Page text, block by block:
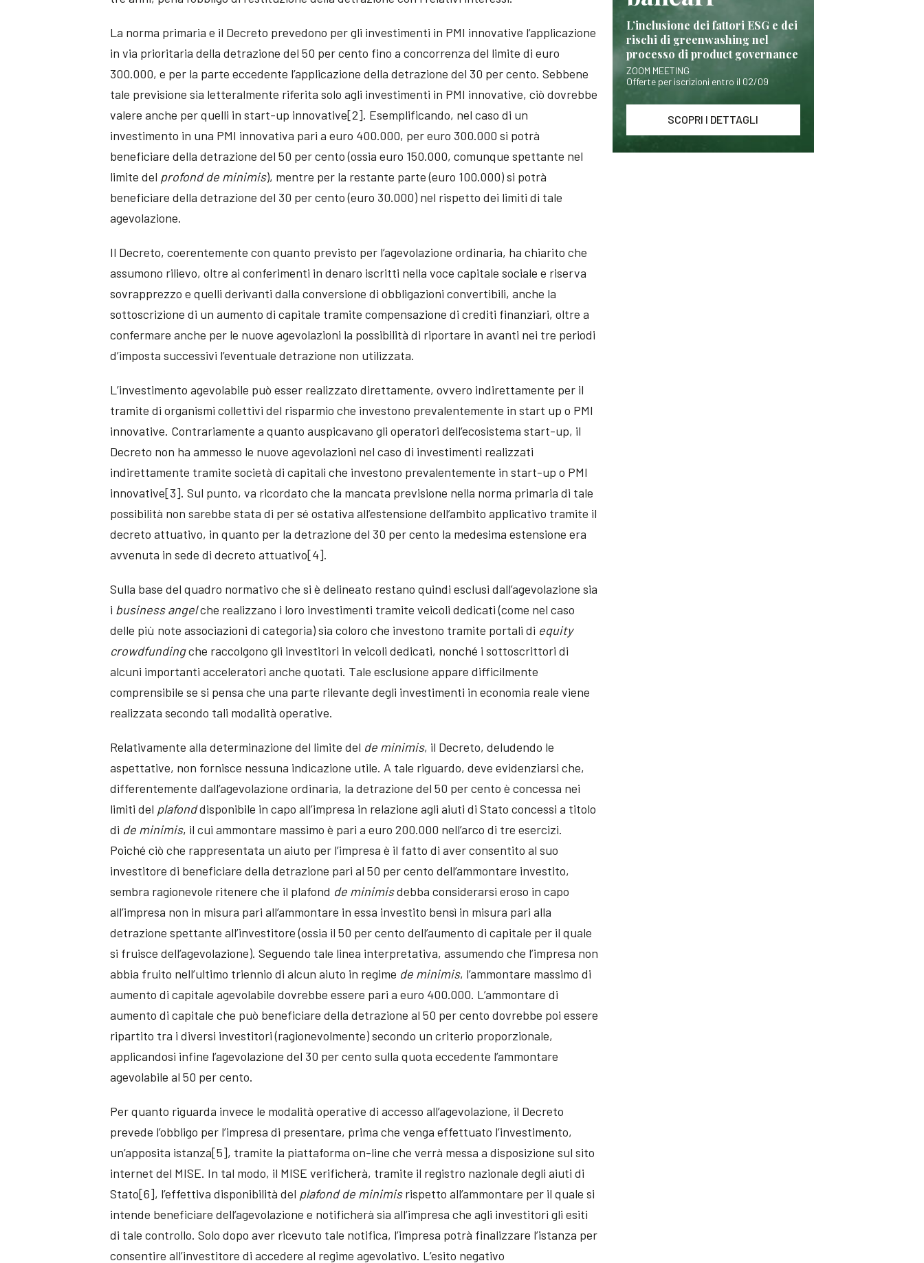
La norma primaria e il Decreto prevedono per gli investimenti in PMI innovative l’applicazione
in via prioritaria della detrazione del 50 per cento fino a concorrenza del limite di euro
300.000, e per la parte eccedente l’applicazione della detrazione del 30 per cento. Sebbene
tale previsione sia letteralmente riferita solo agli investimenti in PMI innovative, ciò dovrebbe
valere anche per quelli in start-up innovative[2]. Esemplificando, nel caso di un
investimento in una PMI innovativa pari a euro 400.000, per euro 300.000 si potrà
beneficiare della detrazione del 50 per cento (ossia euro 150.000, comunque spettante nel
limite del profond de minimis), mentre per la restante parte (euro 100.000) si potrà
beneficiare della detrazione del 30 per cento (euro 30.000) nel rispetto dei limiti di tale
agevolazione.
Il Decreto, coerentemente con quanto previsto per l’agevolazione ordinaria, ha chiarito che
assumono rilievo, oltre ai conferimenti in denaro iscritti nella voce capitale sociale e riserva
sovrapprezzo e quelli derivanti dalla conversione di obbligazioni convertibili, anche la
sottoscrizione di un aumento di capitale tramite compensazione di crediti finanziari, oltre a
confermare anche per le nuove agevolazioni la possibilità di riportare in avanti nei tre periodi
d’imposta successivi l’eventuale detrazione non utilizzata.
L’investimento agevolabile può esser realizzato direttamente, ovvero indirettamente per il
tramite di organismi collettivi del risparmio che investono prevalentemente in start up o PMI
innovative. Contrariamente a quanto auspicavano gli operatori dell’ecosistema start-up, il
Decreto non ha ammesso le nuove agevolazioni nel caso di investimenti realizzati
indirettamente tramite società di capitali che investono prevalentemente in start-up o PMI
innovative[3]. Sul punto, va ricordato che la mancata previsione nella norma primaria di tale
possibilità non sarebbe stata di per sé ostativa all’estensione dell’ambito applicativo tramite il
decreto attuativo, in quanto per la detrazione del 30 per cento la medesima estensione era
avvenuta in sede di decreto attuativo[4].
Sulla base del quadro normativo che si è delineato restano quindi esclusi dall’agevolazione sia
i business angelche realizzano i loro investimenti tramite veicoli dedicati (come nel caso
delle più note associazioni di categoria) sia coloro che investono tramite portali di equity
crowdfundingche raccolgono gli investitori in veicoli dedicati, nonché i sottoscrittori di
alcuni importanti acceleratori anche quotati. Tale esclusione appare difficilmente
comprensibile se si pensa che una parte rilevante degli investimenti in economia reale viene
realizzata secondo tali modalità operative.
Relativamente alla determinazione del limite del de minimis, il Decreto, deludendo le
aspettative, non fornisce nessuna indicazione utile. A tale riguardo, deve evidenziarsi che,
differentemente dall’agevolazione ordinaria, la detrazione del 50 per cento è concessa nei
limiti del plafonddisponibile in capo all’impresa in relazione agli aiuti di Stato concessi a titolo
di de minimis, il cui ammontare massimo è pari a euro 200.000 nell’arco di tre esercizi.
Poiché ciò che rappresentata un aiuto per l’impresa è il fatto di aver consentito al suo
investitore di beneficiare della detrazione pari al 50 per cento dell’ammontare investito,
sembra ragionevole ritenere che il plafond de minimisdebba considerarsi eroso in capo
all’impresa non in misura pari all’ammontare in essa investito bensì in misura pari alla
detrazione spettante all’investitore (ossia il 50 per cento dell’aumento di capitale per il quale
si fruisce dell’agevolazione). Seguendo tale linea interpretativa, assumendo che l’impresa non
abbia fruito nell’ultimo triennio di alcun aiuto in regime de minimis, l’ammontare massimo di
aumento di capitale agevolabile dovrebbe essere pari a euro 400.000. L’ammontare di
aumento di capitale che può beneficiare della detrazione al 50 per cento dovrebbe poi essere
ripartito tra i diversi investitori (ragionevolmente) secondo un criterio proporzionale,
applicandosi infine l’agevolazione del 30 per cento sulla quota eccedente l’ammontare
agevolabile al 50 per cento.
Per quanto riguarda invece le modalità operative di accesso all’agevolazione, il Decreto
prevede l’obbligo per l’impresa di presentare, prima che venga effettuato l’investimento,
un’apposita istanza[5], tramite la piattaforma on-line che verrà messa a disposizione sul sito
internet del MISE. In tal modo, il MISE verificherà, tramite il registro nazionale degli aiuti di
Stato[6], l’effettiva disponibilità del plafond de minimisrispetto all’ammontare per il quale si
intende beneficiare dell’agevolazione e notificherà sia all’impresa che agli investitori gli esiti
di tale controllo. Solo dopo aver ricevuto tale notifica, l’impresa potrà finalizzare l’istanza per
consentire all’investitore di accedere al regime agevolativo. L’esito negativo
L’inclusione dei fattori ESG e dei
rischi di greenwashing nel
processo di product governance
ZOOM MEETING
Offerte per iscrizioni entro il 02/09
SCOPRI I DETTAGLI